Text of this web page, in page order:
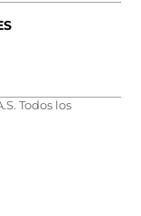
Todos los